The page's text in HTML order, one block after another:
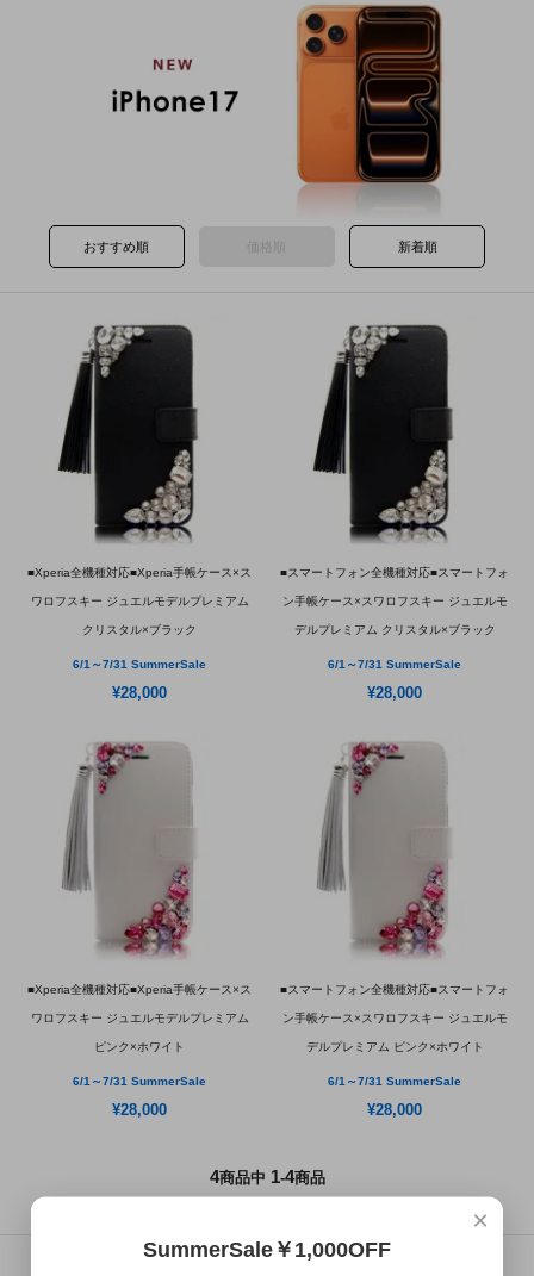
おすすめ順 価格順 新着順
■Xperia全機種対応■Xperia手帳ケース×ス
ワロフスキー ジュエルモデルプレミアム
クリスタル×ブラック
6/1～7/31 SummerSale
¥28,000
■スマートフォン全機種対応■スマートフォ
ン手帳ケース×スワロフスキー ジュエルモ
デルプレミアム クリスタル×ブラック
6/1～7/31 SummerSale
¥28,000
■Xperia全機種対応■Xperia手帳ケース×ス
ワロフスキー ジュエルモデルプレミアム
ピンク×ホワイト
6/1～7/31 SummerSale
¥28,000
■スマートフォン全機種対応■スマートフォ
ン手帳ケース×スワロフスキー ジュエルモ
デルプレミアム ピンク×ホワイト
6/1～7/31 SummerSale
¥28,000
4商品中 1-4商品
×
SummerSale￥1,000OFF